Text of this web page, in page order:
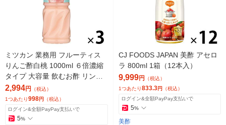
ミツカン 業務用 フルーティス
りんご酢白桃 1000ml ６倍濃縮
タイプ 大容量 飲むお酢 リンゴ
酢 1セット（1本×3）
2,994円 （税込）
1つあたり998円 （税込）
ログイン&全額PayPay支払いで
5%
CJ FOODS JAPAN 美酢 アセロ
ラ 800ml 1箱（12本入）
9,999円 （税込）
1つあたり833.3円 （税込）
ログイン&全額PayPay支払いで
5%
美酢